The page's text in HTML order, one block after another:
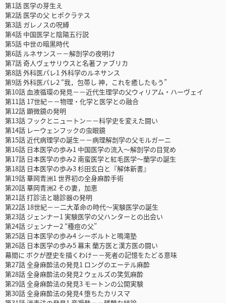
第1話 医学の芽生え
第2話 医学の父 ヒポクラテス
第3話 ガレノスの呪縛
第4話 中国医学と陰陽五行説
第5話 中世の暗黒時代
第6話 ルネサンス－－解剖学の夜明け
第7話 奇人ヴェサリウスと名著ファブリカ
第8話 外科医パレ1 外科学のルネサンス
第9話 外科医パレ2 “我，包帯し 神，これを癒したもう”
第10話 血液循環の発見－－近代生理学の父ウィリアム・ハーヴェイ
第11話 17世紀－－物理・化学と医学との融合
第12話 顕微鏡の発明
第13話 フックとニュートン－－科学史を変えた闘い
第14話 レーウェンフックの虫眼鏡
第15話 近代病理学の誕生－－病理解剖学の父モルガーニ
第16話 日本医学の歩み1 中国医学の流入～解剖学の目覚め
第17話 日本医学の歩み2 南蛮医学と紅毛医学～蘭学の誕生
第18話 日本医学の歩み3 杉田玄白と『解体新書』
第19話 華岡青洲1 世界初の全身麻酔手術
第20話 華岡青洲2 その妻，加恵
第21話 打診法と聴診器の発明
第22話 18世紀－－二大革命の時代～実験医学の誕生
第23話 ジェンナー1 実験医学の父ハンターとの出会い
第24話 ジェンナー2 “種痘の父”
第25話 日本医学の歩み4 シーボルトと鳴滝塾
第26話 日本医学の歩み5 幕末 蘭方医と漢方医の闘い
幕間に ボクが歴史を描くわけ－－死者の記憶をたどる意味
第27話 全身麻酔法の発見1 ロングのエーテル麻酔
第28話 全身麻酔法の発見2 ウェルズの笑気麻酔
第29話 全身麻酔法の発見3 モートンの公開実験
第30話 全身麻酔法の発見4 堕ちたカリスマ